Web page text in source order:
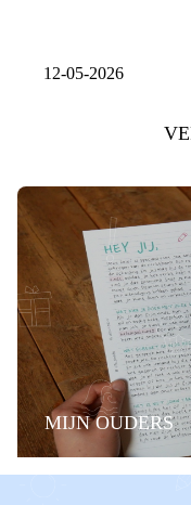
12-05-2026
MIJN OUDERS
RECHTEN